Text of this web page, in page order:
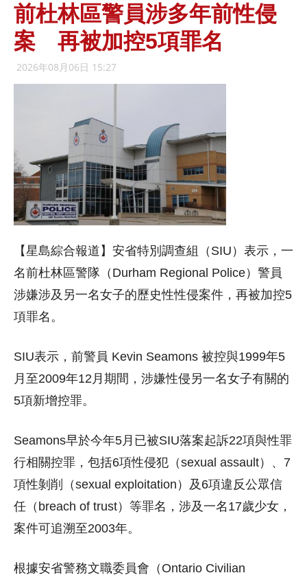
前杜林區警員涉多年前性侵
案 再被加控5項罪名
2026年08月06日 15:27
【星島綜合報道】安省特別調查組（SIU）表示，一
名前杜林區警隊（Durham Regional Police）警員
涉嫌涉及另一名女子的歷史性性侵案件，再被加控5
項罪名。
SIU表示，前警員 Kevin Seamons 被控與1999年5
月至2009年12月期間，涉嫌性侵另一名女子有關的
5項新增控罪。
Seamons早於今年5月已被SIU落案起訴22項與性罪
行相關控罪，包括6項性侵犯（sexual assault）、7
項性剝削（sexual exploitation）及6項違反公眾信
任（breach of trust）等罪名，涉及一名17歲少女，
案件可追溯至2003年。
根據安省警務文職委員會（Ontario Civilian